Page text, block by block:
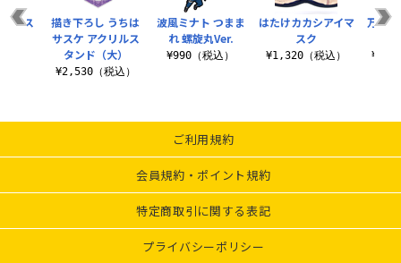
波風ミナト つまま
れ 螺旋丸Ver.
¥990（税込）
はたけカカシアイマ
スク
¥1,320（税込）
万華
ルス
描き下ろし うちは
サスケ アクリルス
タンド（大）
¥2,530（税込）
ご利用規約
会員規約・ポイント規約
特定商取引に関する表記
プライバシーポリシー